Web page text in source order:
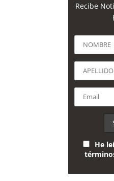
Recibe
He